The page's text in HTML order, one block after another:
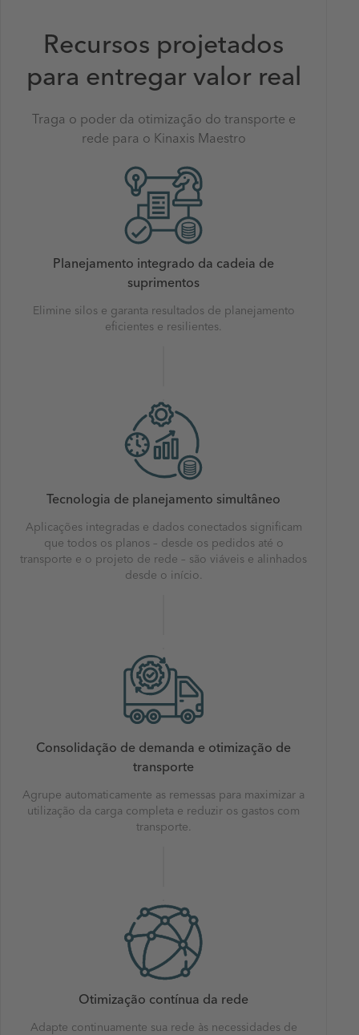
Recursos projetados
para entregar valor real
Traga o poder da otimização do transporte e
rede para o Kinaxis Maestro
Planejamento integrado da cadeia de
suprimentos
Elimine silos e garanta resultados de planejamento
eficientes e resilientes.
Tecnologia de planejamento simultâneo
Aplicações integradas e dados conectados significam
que todos os planos – desde os pedidos até o
transporte e o projeto de rede – são viáveis ​​e alinhados
desde o início.
Consolidação de demanda e otimização de
transporte
Agrupe automaticamente as remessas para maximizar a
utilização da carga completa e reduzir os gastos com
transporte.
Otimização contínua da rede
Adapte continuamente sua rede às necessidades de